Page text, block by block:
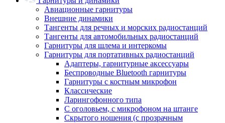
Авиационные гарнитуры
Внешние динамики
Тангенты для речных и морских радиостанций
Тангенты для автомобильных радиостанций
Гарнитуры для шлема и интеркомы
Гарнитуры для портативных радиостанций
Адаптеры, гарнитурные аксессуары
Беспроводные Bluetooth гарнитуры
Гарнитуры с костным микрофон
Классические
Ларингофонного типа
С оголовьем, с микрофоном на штанге
Скрытого ношения (с прозрачным